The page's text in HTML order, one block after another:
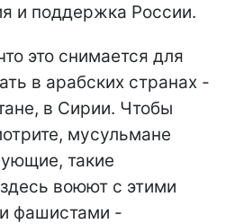
и поддержка России.
это снимается для
в арабских странах -
в Сирии. Чтобы
мусульмане
такие
воюют с этими
фашистами -